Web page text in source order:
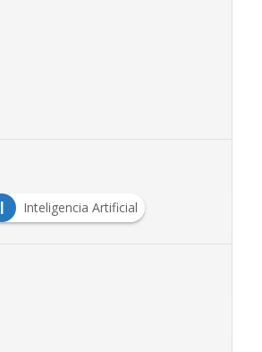
I Inteligencia Artificial